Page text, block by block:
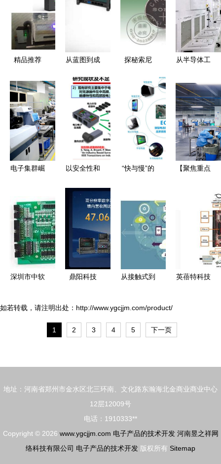
术开发的绿
色转型之路
精品推荐
森电子科技
公司——电
子产品技术
开发的领航
者
从蓝图到成
学 解析现
代电子产品
的结构设计
和技术开发
探秘索尼
扣电池 3V
锂电芯如何
驱动电子产
品技术革新
从半导体工
界 电子产
品的技术开
发之路
电子集群崛
省电子元器
件重镇？
以安全性和
推动电力电
子技术可持
续发展与应
用
“快与慢”的
量下滑看电
连技术何以
站稳连接器
【聚焦重点
动能！湖北
优耐奇智能
科技助力崇
阳电子信息
产业腾飞
深圳市中软
以技术创新
鼎阳科技
眼成绩单
营收增长
21%，净利
彰显电子技
从接触式到
指纹与指静
脉识别技术
的发展历程
产品中的应
英蓓特科技
电子产品技
新动能
如若转载，请注明出处：http://www.ygcjjm.com/product/
1 2 3 4 5 下一页
地址：河南省郑州市金水区北三环南、文化路东瀚海北金商业商业中心
12层12009号
电话：1910333**
Copyright © 2026 www.ygcjjm.com 电子产品的技术开发 河南昱之祥网
络科技有限公司 电子产品的技术开发 版权所有 Sitemap